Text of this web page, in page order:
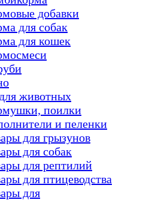
добавки
для собак
для кошек
животных
поилки
и пеленки
для грызунов
для собак
для рептилий
для птицеводства
для